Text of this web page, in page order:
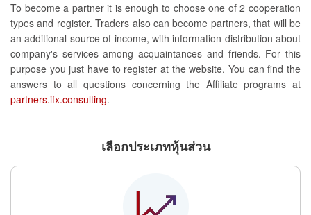
To become a partner it is enough to choose one of 2 cooperation
types and register. Traders also can become partners, that will be
an additional source of income, with information distribution about
company's services among acquaintances and friends. For this
purpose you just have to register at the website. You can find the
answers to all questions concerning the Affiliate programs at
partners.ifx.consulting.
เลือกประเภทหุ้นส่วน